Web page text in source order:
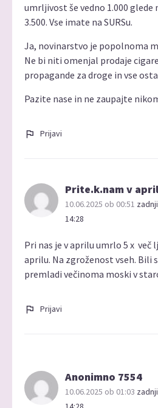
umrljivost še vedno 1.000 glede
3.500. Vse imate na SURSu.
Ja, novinarstvo je popolnoma
Ne bi niti omenjal prodaje
propagande za droge in vse
Pazite nase in ne zaupajte
Prijavi
Prite.k.nam v
10.06.2025 ob 00:51
14:28
Pri nas je v aprilu umrlo 5 x več
aprilu. Na zgroženost vseh. Bili
premladi večinoma moski v
Prijavi
Anonimno 7554
10.06.2025 ob 01:03